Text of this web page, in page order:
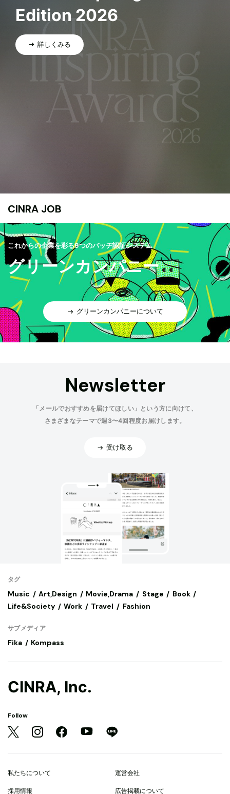
Edition 2026
詳しくみる
CINRA JOB
これからの企業を彩る9つのバッヂ認証システム
グリーンカンパニー
グリーンカンパニーについて
Newsletter
「メールでおすすめを届けてほしい」という方に向けて、
さまざまなテーマで週3〜4回程度お届けします。
受け取る
タグ
Music Art,Design Movie,Drama Stage
Book
Life&Society
Work Travel Fashion
サブメディア
Fika Kompass
CINRA, Inc.
Follow
私たちについて 運営会社
採用情報 広告掲載について